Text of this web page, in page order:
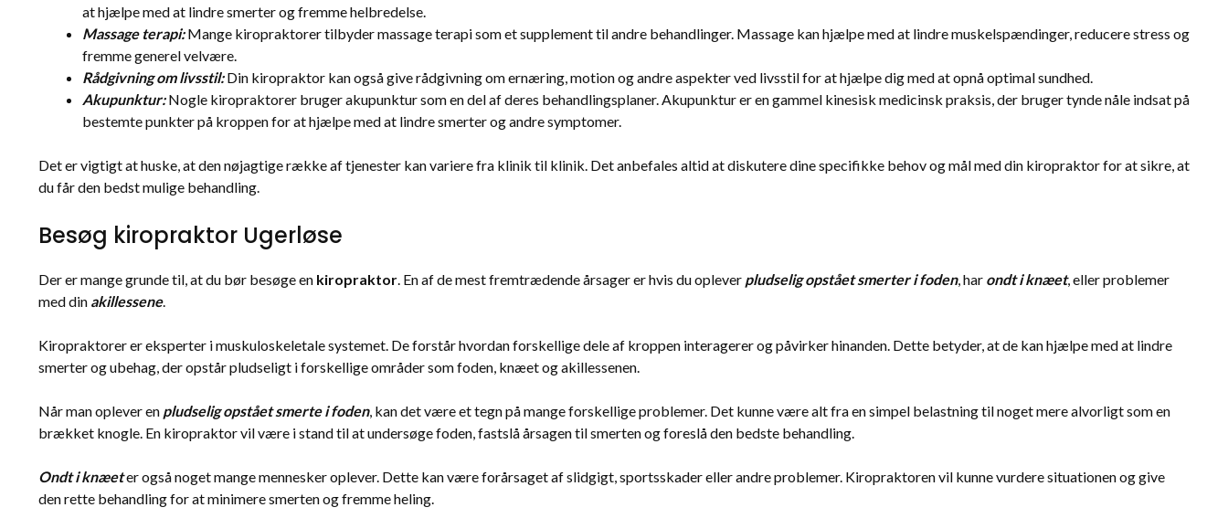
at hjælpe med at lindre smerter og fremme helbredelse.
Massage terapi:Mange kiropraktorer tilbyder massage terapi som et supplement til andre behandlinger. Massage kan hjælpe med at lindre muskelspændinger, reducere stress og
fremme generel velvære.
Rådgivning om livsstil:Din kiropraktor kan også give rådgivning om ernæring, motion og andre aspekter ved livsstil for at hjælpe dig med at opnå optimal sundhed.
Akupunktur:Nogle kiropraktorer bruger akupunktur som en del af deres behandlingsplaner. Akupunktur er en gammel kinesisk medicinsk praksis, der bruger tynde nåle indsat på
bestemte punkter på kroppen for at hjælpe med at lindre smerter og andre symptomer.
Det er vigtigt at huske, at den nøjagtige række af tjenester kan variere fra klinik til klinik. Det anbefales altid at diskutere dine specifikke behov og mål med din kiropraktor for at sikre, at
du får den bedst mulige behandling.
Besøg kiropraktor Ugerløse
Der er mange grunde til, at du bør besøge en kiropraktor. En af de mest fremtrædende årsager er hvis du oplever pludselig opstået smerter i foden, har ondt i knæet, eller problemer
med din akillessene.
Kiropraktorer er eksperter i muskuloskeletale systemet. De forstår hvordan forskellige dele af kroppen interagerer og påvirker hinanden. Dette betyder, at de kan hjælpe med at lindre
smerter og ubehag, der opstår pludseligt i forskellige områder som foden, knæet og akillessenen.
Når man oplever en pludselig opstået smerte i foden, kan det være et tegn på mange forskellige problemer. Det kunne være alt fra en simpel belastning til noget mere alvorligt som en
brækket knogle. En kiropraktor vil være i stand til at undersøge foden, fastslå årsagen til smerten og foreslå den bedste behandling.
Ondt i knæeter også noget mange mennesker oplever. Dette kan være forårsaget af slidgigt, sportsskader eller andre problemer. Kiropraktoren vil kunne vurdere situationen og give
den rette behandling for at minimere smerten og fremme heling.